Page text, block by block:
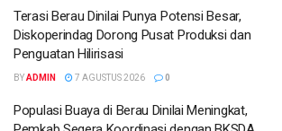
Terasi Berau Dinilai Punya Potensi Besar,
Diskoperindag Dorong Pusat Produksi dan
Penguatan Hilirisasi
BYADMIN 7 AGUSTUS 2026 0
Populasi Buaya di Berau Dinilai Meningkat,